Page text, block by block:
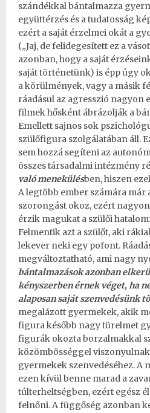
szándékkal bántalmazza
együttérzés és a tudatosság
ezért a saját érzelmei okát a
(„Jaj, de felidegesített ez a
azonban, hogy a saját
saját történetünk) is épp úgy
a körülmények, vagy a másik
ráadásul az agresszió nagyon
filmek hősként ábrázolják a
Emellett sajnos sok
szülőfigura szolgálatában áll.
sem hozzá segíteni az
összes társadalmi intézmény
való menekülésben, hiszen
A legtöbb ember számára már
szorongást okoz, ezért
érzik magukat a szülői
Felmentik azt a szülőt, aki
lekever neki egy pofont.
megváltoztatható, ami nagy
bántalmazások azonban
kényszerben érnek véget, ha
alaposan saját szenvedésünk
megalázott gyermekek, akik
figura később nagy türelmet
figurák okozta borzalmakkal
közömbösséggel
gyermekek szenvedéséhez.
ezen kívül benne marad a
túlterheltségben, ezért egész
felnőni. A függőség azonban